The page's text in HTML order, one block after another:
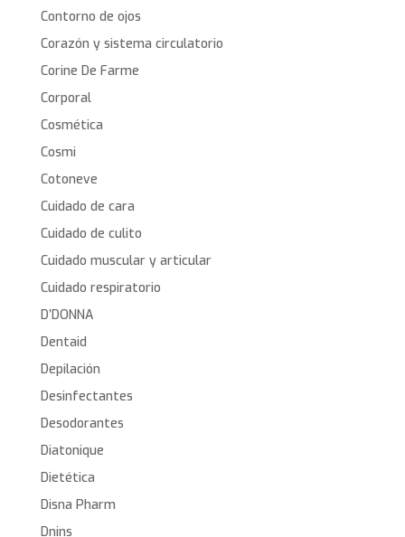
Contorno de ojos
Corazón y sistema circulatorio
Corine De Farme
Corporal
Cosmética
Cosmi
Cotoneve
Cuidado de cara
Cuidado de culito
Cuidado muscular y articular
Cuidado respiratorio
D’DONNA
Dentaid
Depilación
Desinfectantes
Desodorantes
Diatonique
Dietética
Disna Pharm
Dnins